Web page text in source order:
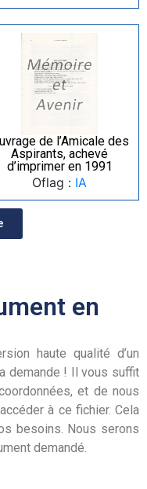
de l’Amicale des
Aspirants, achevé
d’imprimer en 1991
Oflag : IA
en
haute qualité d’un
demande ! Il vous suffit
et de nous
à ce fichier. Cela
besoins. Nous serons
demandé.